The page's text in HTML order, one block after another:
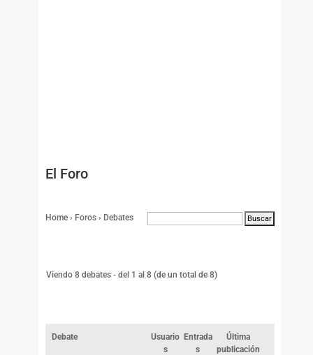
El Foro
Home › Foros › Debates
Viendo 8 debates - del 1 al 8 (de un total de 8)
Debate
Usuario
s
Entrada
s
Última
publicación